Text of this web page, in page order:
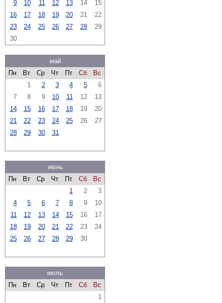
9 10 11 12 13 14
15
16
17 18 19 20 21
22
23
24 25 26 27 28
29
30
май
Пн
Вт Ср Чт Пт Сб
Вс
1
2 3 4 5
6
7
8 9 10 11 12
13
14
15 16 17 18 19
20
21
22 23 24 25 26
27
28
29 30 31
июнь
Пн
Вт Ср Чт Пт Сб
Вс
1
2
3
4
5 6 7 8 9
10
11
12 13 14 15 16
17
18
19 20 21 22 23
24
25
26 27 28 29 30
июль
Пн
Вт Ср Чт Пт Сб
Вс
1